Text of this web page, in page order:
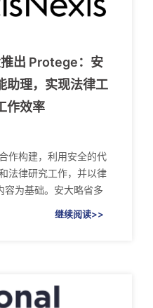
出 Protege：安
助理，实现法律工
作效率
作构建，利用安全的代
法律研究工作，并以律
为基础。安大略省多
继续阅读>>